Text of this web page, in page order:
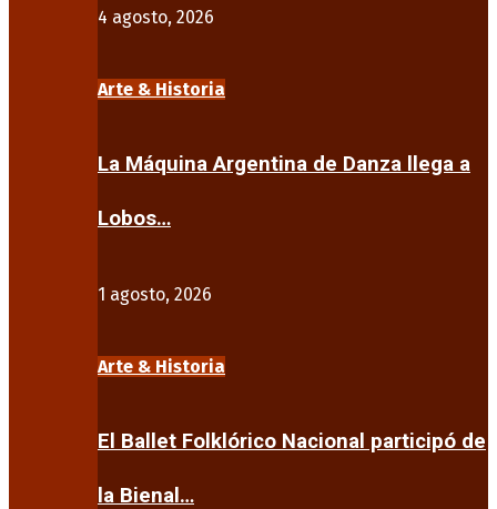
4 agosto, 2026
Arte & Historia
La Máquina Argentina de Danza llega a
Lobos…
1 agosto, 2026
Arte & Historia
El Ballet Folklórico Nacional participó de
la Bienal…